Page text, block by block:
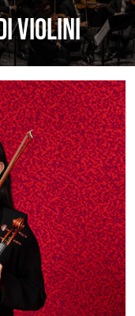
violini